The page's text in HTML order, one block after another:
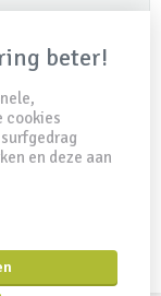
beter!
cookies
en deze aan